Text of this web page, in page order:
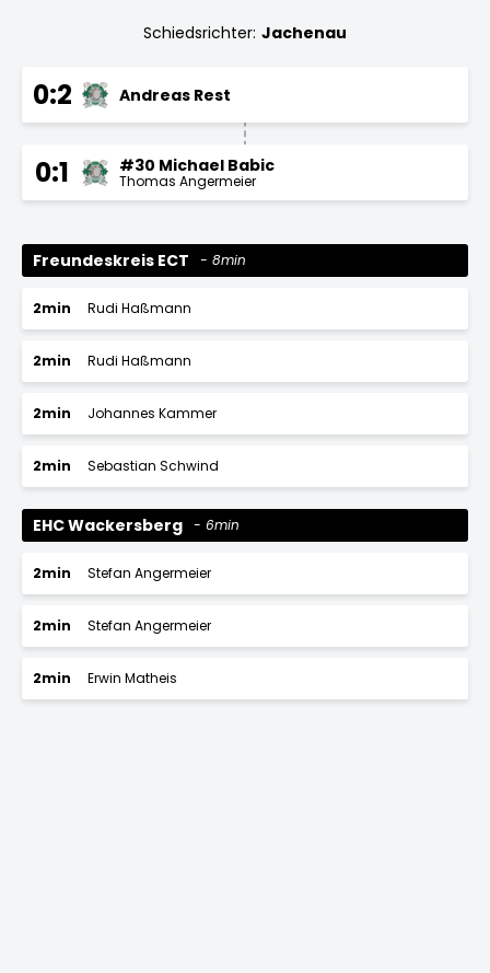
Schiedsrichter: Jachenau
0:2 Andreas Rest
0:1 #30 Michael Babic
Thomas Angermeier
Freundeskreis ECT 8min
2min Rudi Haßmann
2min Rudi Haßmann
2min Johannes Kammer
2min Sebastian Schwind
EHC Wackersberg 6min
2min Stefan Angermeier
2min Stefan Angermeier
2min Erwin Matheis